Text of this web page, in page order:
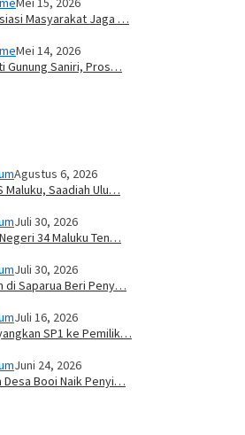
Masyarakat Jaga …
Mei 14, 2026
Gunung Saniri, Pros…
Agustus 6, 2026
Maluku, Saadiah Ulu…
Juli 30, 2026
34 Maluku Ten…
Juli 30, 2026
di Saparua Beri Peny…
Juli 16, 2026
SP1 ke Pemilik…
Juni 24, 2026
Desa Booi Naik Penyi…